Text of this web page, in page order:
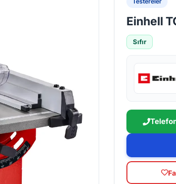
Einhell
Sıfır